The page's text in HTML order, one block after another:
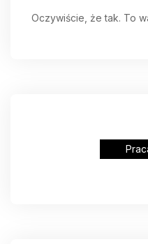
Oczywiście, że tak. To